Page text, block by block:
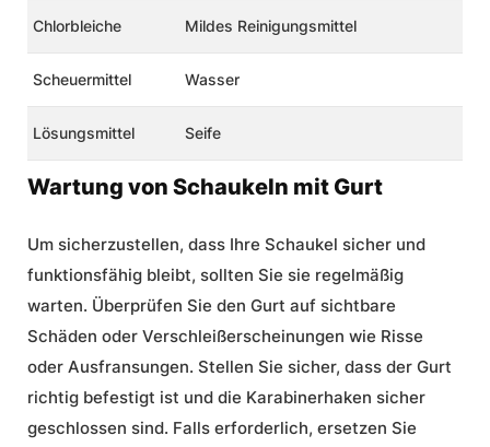
Chlorbleiche Mildes Reinigungsmittel
Scheuermittel Wasser
Lösungsmittel Seife
Wartung von Schaukeln mit Gurt
Um sicherzustellen, dass Ihre Schaukel sicher und
funktionsfähig bleibt, sollten Sie sie regelmäßig
warten. Überprüfen Sie den Gurt auf sichtbare
Schäden oder Verschleißerscheinungen wie Risse
oder Ausfransungen. Stellen Sie sicher, dass der Gurt
richtig befestigt ist und die Karabinerhaken sicher
geschlossen sind. Falls erforderlich, ersetzen Sie